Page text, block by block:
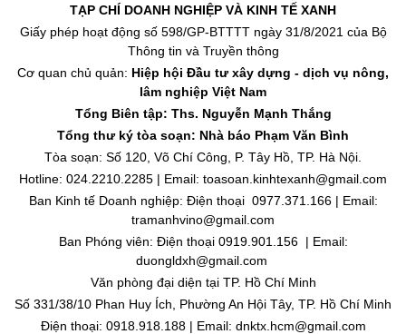
TẠP CHÍ DOANH NGHIỆP VÀ KINH TẾ XANH
Giấy phép hoạt động số 598/GP-BTTTT ngày 31/8/2021 của Bộ
Thông tin và Truyền thông
Cơ quan chủ quản: Hiệp hội Đầu tư xây dựng - dịch vụ nông,
lâm nghiệp Việt Nam
Tổng Biên tập: Ths. Nguyễn Mạnh Thắng
Tổng thư ký tòa soạn: Nhà báo Phạm Văn Bình
Tòa soạn: Số 120, Võ Chí Công, P. Tây Hồ, TP. Hà Nội.
Hotline: 024.2210.2285 | Email: toasoan.kinhtexanh@gmail.com
Ban Kinh tế Doanh nghiệp: Điện thoại 0977.371.166 | Email:
tramanhvino@gmail.com
Ban Phóng viên: Điện thoại 0919.901.156 | Email:
duongldxh@gmail.com
Văn phòng đại diện tại TP. Hồ Chí Minh
Số 331/38/10 Phan Huy Ích, Phường An Hội Tây, TP. Hồ Chí Minh
Điện thoại: 0918.918.188 | Email: dnktx.hcm@gmail.com